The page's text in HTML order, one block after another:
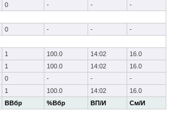
ВВбр %Вбр ВП/И См/И
0 - -
-
0 - -
-
1 100.0 14:02
16.0
1 100.0 14:02
16.0
0 - -
-
1 100.0 14:02 16.0